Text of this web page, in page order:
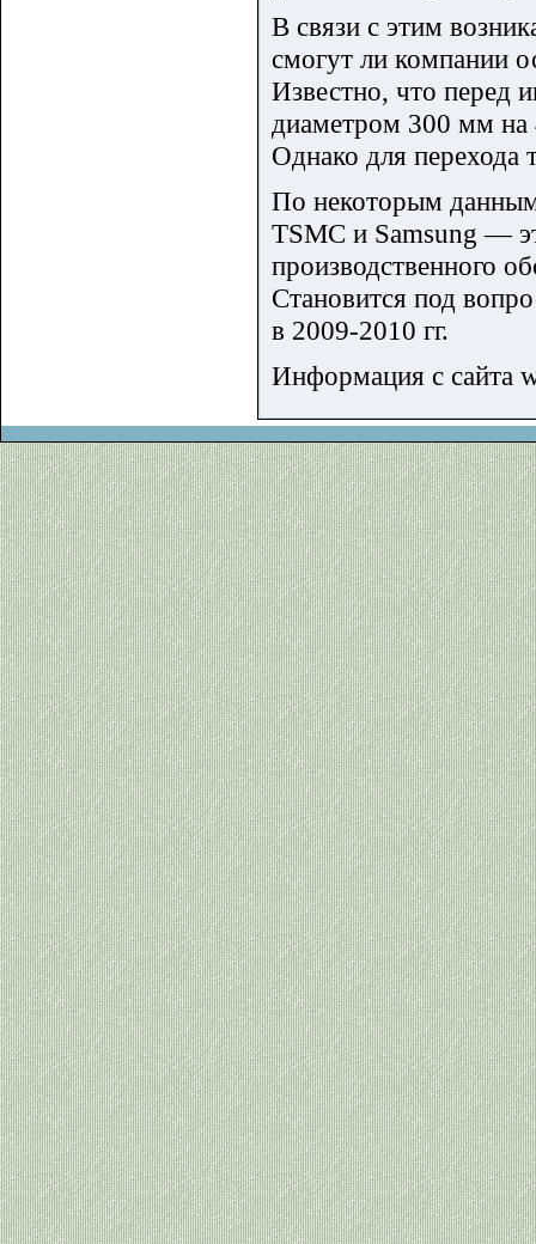
В связи с этим
смогут ли компании
Известно, что перед
диаметром 300 мм на
Однако для перехода
По некоторым
TSMC и Samsung —
производственного
Становится под
в 2009-2010 гг.
Информация с сайта